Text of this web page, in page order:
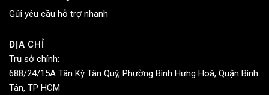
Gửi yêu cầu hỗ trợ nhanh
ĐỊA CHỈ
Trụ sở chính:
688/24/15A Tân Kỳ Tân Quý, Phường Bình Hưng Hoà, Quận Bình
Tân, TP HCM